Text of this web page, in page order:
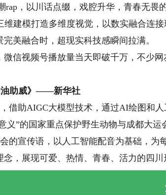
，以川话点缀，戏腔升华，青春无畏
建模打造多维度视觉，以数实融合连
美融合时，超现实科技感瞬间拉满。
视频号播放量当天即破千万，不少网
油助威》——新华社
助AIGC大模型技术，通过AI绘图和人
义”的国家重点保护野生动物与成都大
的宣传语，以人工智能配音为基础，为
，展现可爱、热情、青春、活力的四川